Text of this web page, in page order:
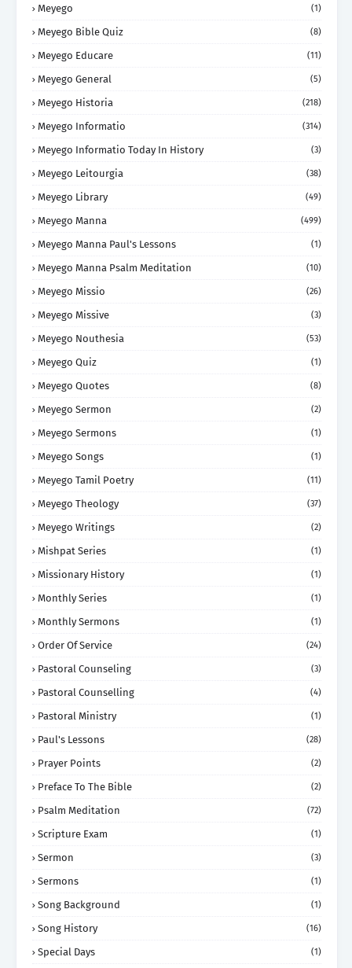
Meyego (1)
Meyego Bible Quiz (8)
Meyego Educare (11)
Meyego General (5)
Meyego Historia (218)
Meyego Informatio (314)
Meyego Informatio Today In History (3)
Meyego Leitourgia (38)
Meyego Library (49)
Meyego Manna (499)
Meyego Manna Paul's Lessons (1)
Meyego Manna Psalm Meditation (10)
Meyego Missio (26)
Meyego Missive (3)
Meyego Nouthesia (53)
Meyego Quiz (1)
Meyego Quotes (8)
Meyego Sermon (2)
Meyego Sermons (1)
Meyego Songs (1)
Meyego Tamil Poetry (11)
Meyego Theology (37)
Meyego Writings (2)
Mishpat Series (1)
Missionary History (1)
Monthly Series (1)
Monthly Sermons (1)
Order Of Service (24)
Pastoral Counseling (3)
Pastoral Counselling (4)
Pastoral Ministry (1)
Paul's Lessons (28)
Prayer Points (2)
Preface To The Bible (2)
Psalm Meditation (72)
Scripture Exam (1)
Sermon (3)
Sermons (1)
Song Background (1)
Song History (16)
Special Days (1)